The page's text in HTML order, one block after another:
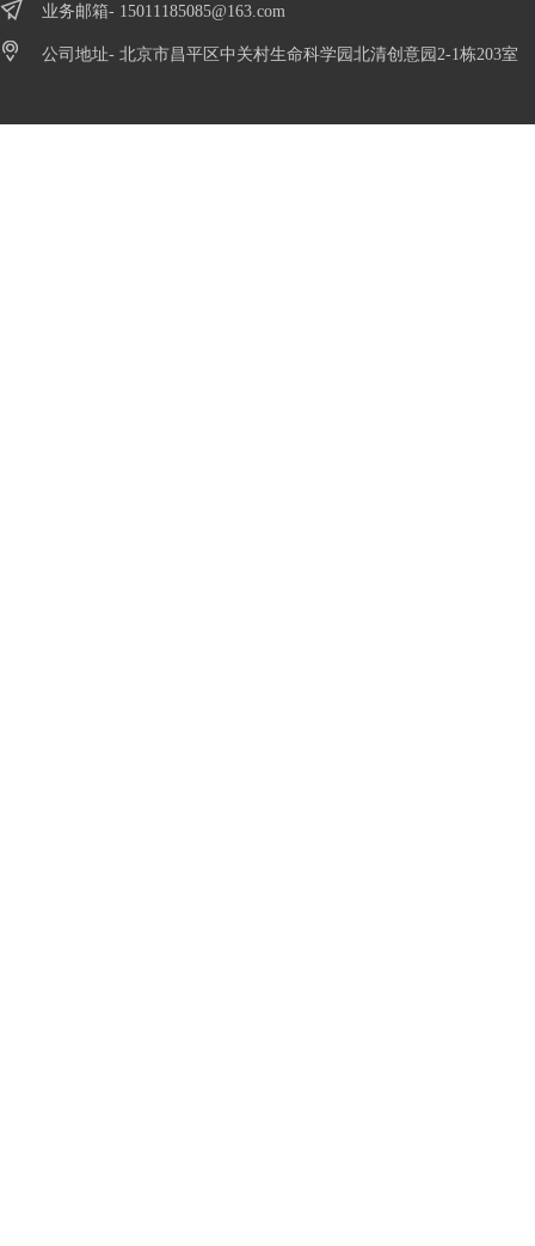
业务邮箱- 15011185085@163.com
公司地址- 北京市昌平区中关村生命科学园北清创意园2-1栋203室